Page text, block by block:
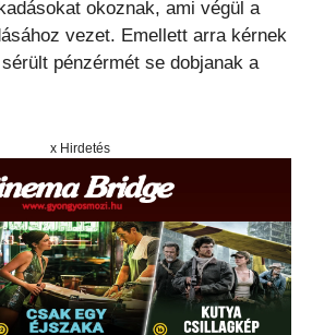
okoznak, ami végül a
vezet. Emellett arra kérnek
pénzérmét se dobjanak a
x Hirdetés